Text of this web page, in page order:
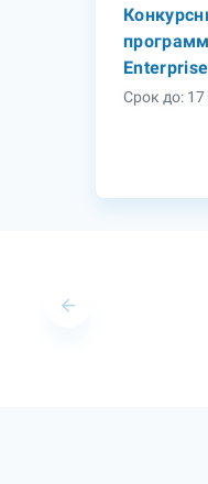
Enterprise
Срок до: 17